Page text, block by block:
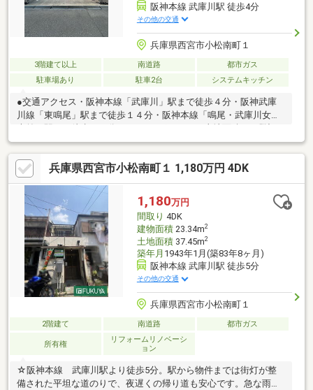
阪神本線 武庫川駅 徒歩4分
その他の交通
兵庫県西宮市小松南町１
3階建て以上 南道路
都市ガス
駐車場あり
駐車2台 システムキッチン
●交通アクセス・阪神本線「武庫川」駅まで徒歩４分・阪神武庫
川線「東鳴尾」駅まで徒歩１４分・阪神本線「鳴尾・武庫川女子
簿１２２．２０㎡（３６．９坪）。・ご家族が集うＬＤＫは約１
７．７帖。ゆったりと団らんの時を過ごせます。・全居室２面採
光や、２面バルコニーが設けられているなど、採光部が多く明る
い住宅です。・トイレは３箇所、洗面台は２箇所設けられていま
す。・全洋室収納付き。お部屋の中がすっきり片付きます。●周
辺環境・ローソン兵庫医科大学病院店まで４１０m（徒歩６
分）・西宮市立小松小学校まで７６０m（徒歩１０分）
兵庫県西宮市小松南町１ 1,180万円 4DK
1,180万円
間取り 4DK
建物面積23.34m2
土地面積37.45m2
築年月 1943年1月(築83年8ヶ月)
阪神本線 武庫川駅 徒歩5分
その他の交通
兵庫県西宮市小松南町１
2階建て 南道路 都市ガス
所有権
リフォームリノベーシ
ョン
☆阪神本線 武庫川駅より徒歩5分。駅から物件までは街灯が整
備された平坦な道のりで、夜遅くの帰り道も安心です。急な雨で